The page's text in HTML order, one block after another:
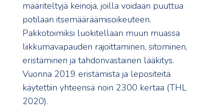
määriteltyjä keinoja, joilla voidaan puuttua
potilaan itsemääräämisoikeuteen.
Pakkotoimiksi luokitellaan muun muassa
liikkumavapauden rajoittaminen, sitominen,
eristäminen ja tahdonvastainen lääkitys.
Vuonna 2019 eristämista ja lepositeitä
käytettiin yhteensä noin 2300 kertaa (THL
2020).